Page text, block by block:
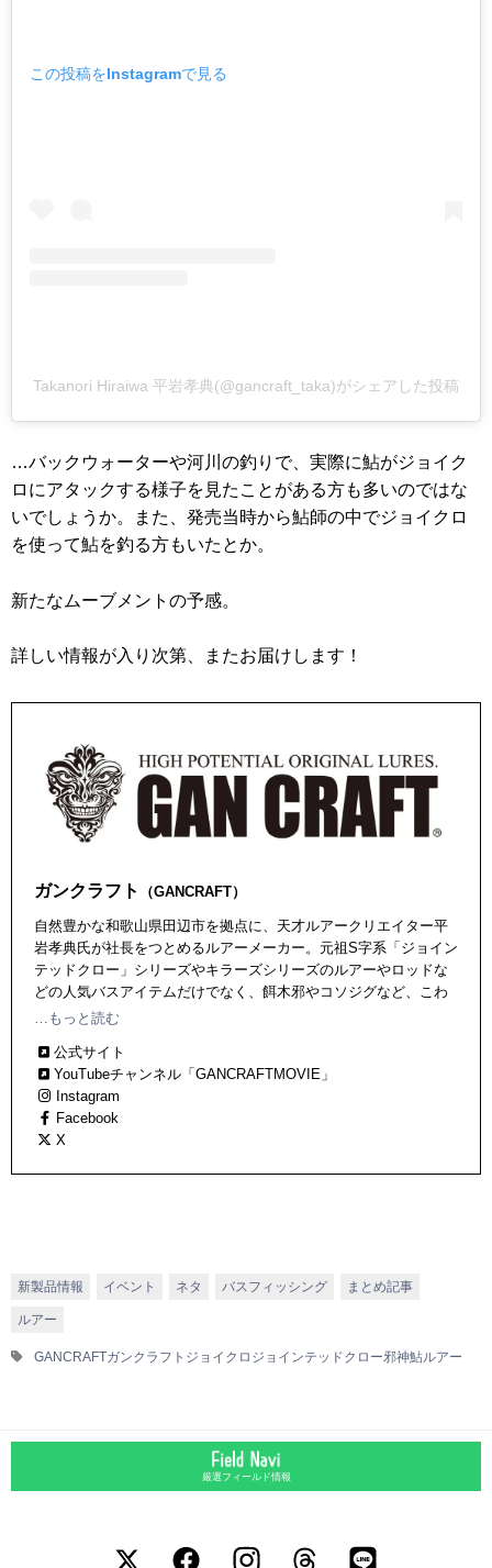
この投稿をInstagramで見る
Takanori Hiraiwa 平岩孝典(@gancraft_taka)がシェアした投稿
…バックウォーターや河川の釣りで、実際に鮎がジョイク
ロにアタックする様子を見たことがある方も多いのではな
いでしょうか。また、発売当時から鮎師の中でジョイクロ
を使って鮎を釣る方もいたとか。
新たなムーブメントの予感。
詳しい情報が入り次第、またお届けします！
ガンクラフト （GANCRAFT）
自然豊かな和歌山県田辺市を拠点に、天才ルアークリエイター平
岩孝典氏が社長をつとめるルアーメーカー。元祖S字系「ジョイン
テッドクロー」シリーズやキラーズシリーズのルアーやロッドな
どの人気バスアイテムだけでなく、餌木邪やコソジグなど、こわ
だりのソルトウォーターアイテムを続々と輩出中。
…もっと読む
公式サイト
YouTubeチャンネル「GANCRAFTMOVIE」
Instagram
Facebook
X
新製品情報 イベント ネタ バスフィッシング まとめ記事
ルアー
GANCRAFTガンクラフト ジョイクロ ジョインテッドクロー邪神鮎ルアー
厳選フィールド情報